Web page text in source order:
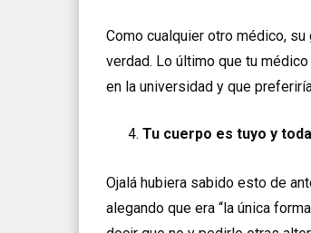
Como cualquier otro médico,
verdad. Lo último que tu
en la universidad y que
Tu cuerpo es tuyo y
Ojalá hubiera sabido esto de
alegando que era “la única